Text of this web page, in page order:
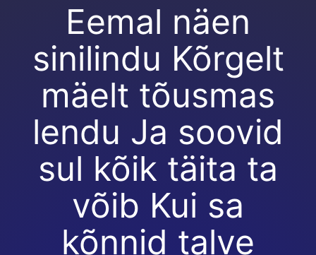
Eemal näen
sinilindu Kõrgelt
mäelt tõusmas
lendu Ja soovid
sul kõik täita ta
võib Kui sa
kõnnid talve